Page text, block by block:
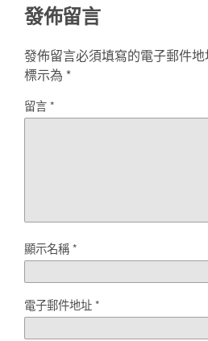
發佈留言
發佈留言必須填寫的電子郵件地
標示為 *
留言*
顯示名稱*
電子郵件地址*